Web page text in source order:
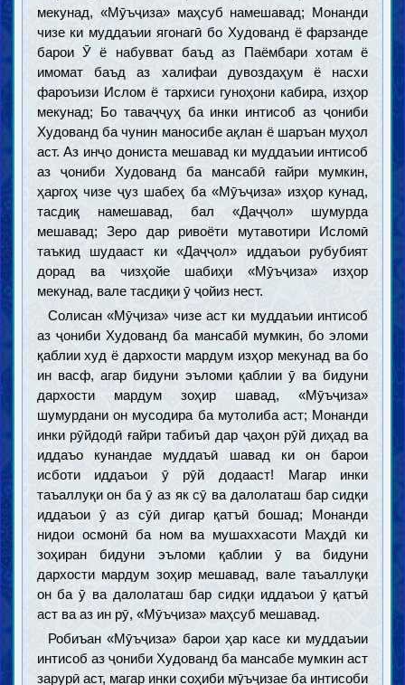
мекунад, «Мӯъҷиза» маҳсуб намешавад; Монанди
чизе ки муддаъии ягонагӣ бо Худованд ё фарзанде
барои Ӯ ё набувват баъд аз Паёмбари хотам ё
имомат баъд аз халифаи дувоздаҳум ё насхи
фароъизи Ислом ё тархиси гуноҳони кабира, изҳор
мекунад; Бо таваҷҷуҳ ба инки интисоб аз ҷониби
Худованд ба чунин маносибе ақлан ё шаръан муҳол
аст. Аз инҷо дониста мешавад ки муддаъии интисоб
аз ҷониби Худованд ба мансабӣ ғайри мумкин,
ҳаргоҳ чизе ҷуз шабеҳ ба «Мӯъҷиза» изҳор кунад,
тасдиқ намешавад, бал «Даҷҷол» шумурда
мешавад; Зеро дар ривоёти мутавотири Исломӣ
таъкид шудааст ки «Даҷҷол» иддаъои рубубият
дорад ва чизҳойе шабиҳи «Мӯъҷиза» изҳор
мекунад, вале тасдиқи ӯ ҷойиз нест.
Солисан «Мӯҷиза» чизе аст ки муддаъии интисоб
аз ҷониби Худованд ба мансабӣ мумкин, бо эломи
қаблии худ ё дархости мардум изҳор мекунад ва бо
ин васф, агар бидуни эъломи қаблии ӯ ва бидуни
дархости мардум зоҳир шавад, «Мӯъҷиза»
шумурдани он мусодира ба мутолиба аст; Монанди
инки рӯйдодӣ ғайри табиъӣ дар ҷаҳон рӯй диҳад ва
иддаъо кунандае муддаъӣ шавад ки он барои
исботи иддаъои ӯ рӯй додааст! Магар инки
таъаллуқи он ба ӯ аз як сӯ ва далолаташ бар сидқи
иддаъои ӯ аз сӯӣ дигар қатъӣ бошад; Монанди
нидои осмонӣ ба ном ва мушаххасоти Маҳдӣ ки
зоҳиран бидуни эъломи қаблии ӯ ва бидуни
дархости мардум зоҳир мешавад, вале таъаллуқи
он ба ӯ ва далолаташ бар сидқи иддаъои ӯ қатъӣ
аст ва аз ин рӯ, «Мӯъҷиза» маҳсуб мешавад.
Робиъан «Мӯъҷиза» барои ҳар касе ки муддаъии
интисоб аз ҷониби Худованд ба мансабе мумкин аст
зарурӣ аст, магар инки соҳиби мӯъҷизае ба интисоби